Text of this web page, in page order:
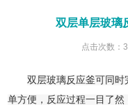
双层单层玻璃
点击次数：
双层玻璃反应釜可同
单方便，反应过程一目了然